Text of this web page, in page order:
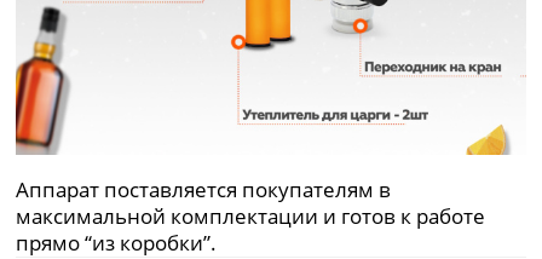
Аппарат поставляется покупателям в
максимальной комплектации и готов к работе
прямо “из коробки”.